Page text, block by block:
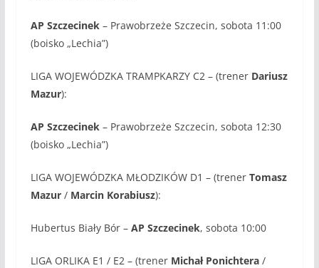
AP Szczecinek– Prawobrzeże Szczecin, sobota 11:00
(boisko „Lechia”)
LIGA WOJEWÓDZKA TRAMPKARZY C2 – (trener Dariusz
Mazur):
AP Szczecinek– Prawobrzeże Szczecin, sobota 12:30
(boisko „Lechia”)
LIGA WOJEWÓDZKA MŁODZIKÓW D1 – (trener Tomasz
Mazur/ Marcin Korabiusz):
Hubertus Biały Bór – AP Szczecinek, sobota 10:00
LIGA ORLIKA E1 / E2 – (trener Michał Ponichtera /